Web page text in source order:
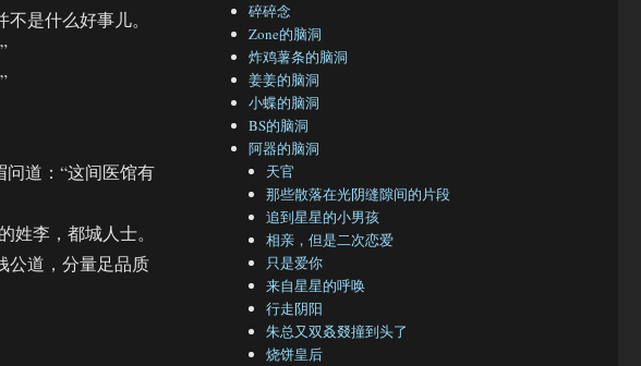
是什么好事儿。
道：“这间医馆有
李，都城人士。
公道，分量足品质
碎碎念
Zone的脑洞
炸鸡薯条的脑洞
姜姜的脑洞
小蝶的脑洞
BS的脑洞
阿器的脑洞
天官
那些散落在光阴缝隙间的片段
追到星星的小男孩
相亲，但是二次恋爱
只是爱你
来自星星的呼唤
行走阴阳
朱总又双叒叕撞到头了
烧饼皇后